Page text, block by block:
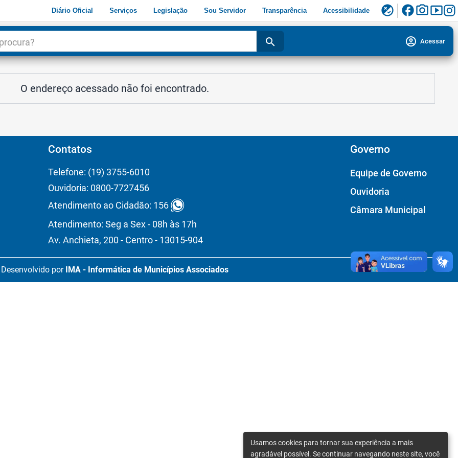
Diário Oficial Serviços Legislação Sou Servidor Transparência Acessibilidade flaky facebookphoto_camerasmart_display
search account_circle Acessar
O endereço acessado não foi encontrado.
Contatos
Telefone: (19) 3755-6010
Ouvidoria: 0800-7727456
Atendimento ao Cidadão: 156
Atendimento: Seg a Sex - 08h às 17h
Av. Anchieta, 200 - Centro - 13015-904
Governo
Equipe de Governo
Ouvidoria
Câmara Municipal
Desenvolvido por IMA - Informática de Municípios Associados
Usamos cookies para tornar sua experiência a mais
agradável possível. Se continuar navegando neste site, você